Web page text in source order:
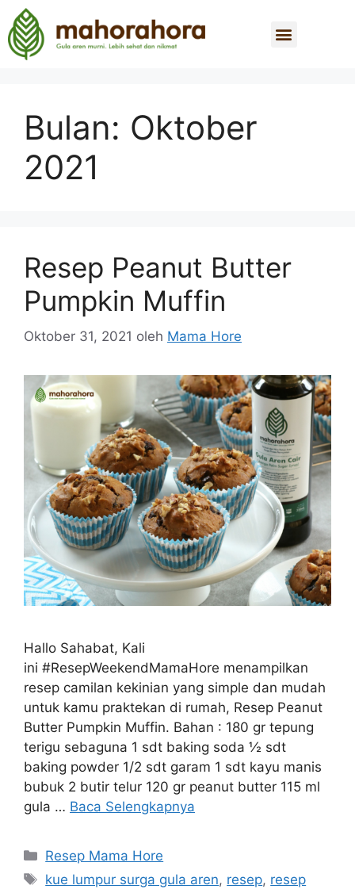
Bulan: Oktober
2021
Resep Peanut Butter
Pumpkin Muffin
Oktober 31, 2021 oleh Mama Hore
Hallo Sahabat, Kali
ini #ResepWeekendMamaHore menampilkan
resep camilan kekinian yang simple dan mudah
untuk kamu praktekan di rumah, Resep Peanut
Butter Pumpkin Muffin. Bahan : 180 gr tepung
terigu sebaguna 1 sdt baking soda ½ sdt
baking powder 1/2 sdt garam 1 sdt kayu manis
bubuk 2 butir telur 120 gr peanut butter 115 ml
gula … Baca Selengkapnya
Resep Mama Hore
kue lumpur surga gula aren, resep, resep